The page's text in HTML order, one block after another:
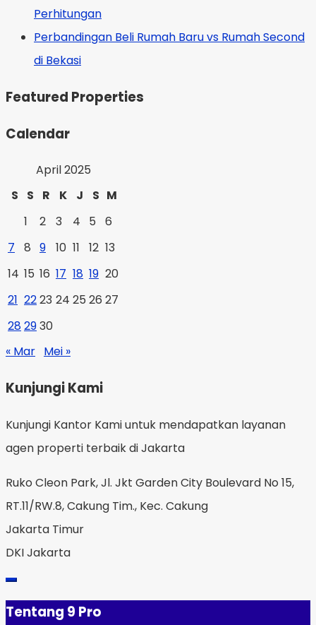
Perhitungan
Perbandingan Beli Rumah Baru vs Rumah Second
di Bekasi
Featured Properties
Calendar
April 2025
S
S R K J S M
1
2 3 4 5
6
7
8 9 10 11 12 13
14 15 16 17 18 19 20
21 2223 24 25 26 27
282930
« Mar Mei »
Kunjungi Kami
Kunjungi Kantor Kami untuk mendapatkan layanan
agen properti terbaik di Jakarta
Ruko Cleon Park, Jl. Jkt Garden City Boulevard No 15,
RT.11/RW.8, Cakung Tim., Kec. Cakung
Jakarta Timur
DKI Jakarta
Tentang 9 Pro